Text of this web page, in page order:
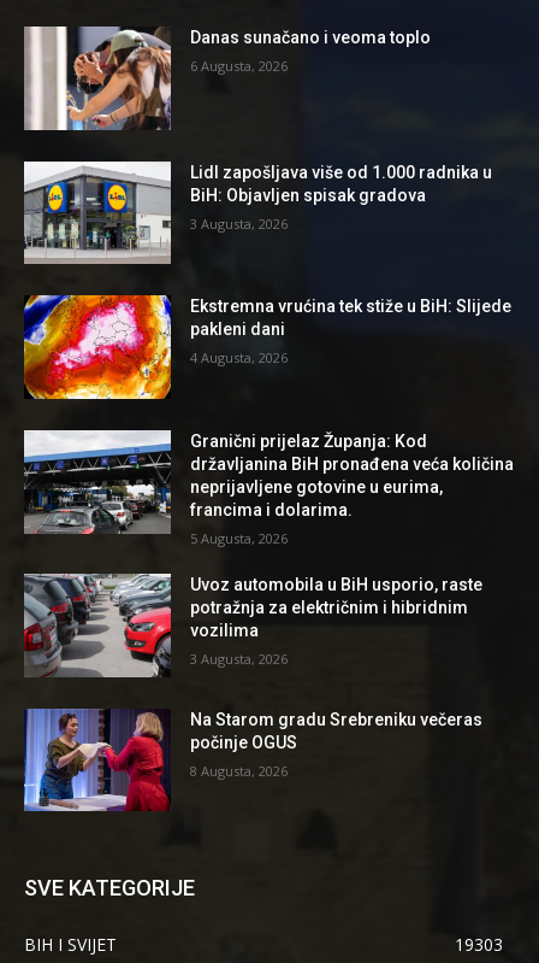
Danas sunačano i veoma toplo
6 Augusta, 2026
Lidl zapošljava više od 1.000 radnika u
BiH: Objavljen spisak gradova
3 Augusta, 2026
Ekstremna vrućina tek stiže u BiH: Slijede
pakleni dani
4 Augusta, 2026
Granični prijelaz Županja: Kod
državljanina BiH pronađena veća količina
neprijavljene gotovine u eurima,
francima i dolarima.
5 Augusta, 2026
Uvoz automobila u BiH usporio, raste
potražnja za električnim i hibridnim
vozilima
3 Augusta, 2026
Na Starom gradu Srebreniku večeras
počinje OGUS
8 Augusta, 2026
SVE KATEGORIJE
BIH I SVIJET
19303